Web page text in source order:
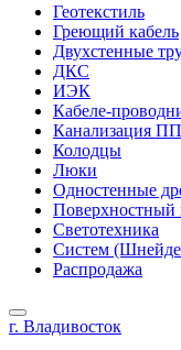
Геотекстиль
Греющий кабель
Двухстенные
ДКС
ИЭК
Кабеле-
Канализация
Колодцы
Люки
Одностенные
Поверхностный
Светотехника
Систем
Распродажа
г. Владивосток